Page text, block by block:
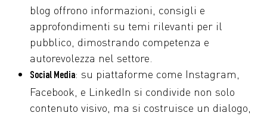
blog offrono informazioni, consigli e
approfondimenti su temi rilevanti per il
pubblico, dimostrando competenza e
autorevolezza nel settore.
Social Media: su piattaforme come Instagram,
Facebook, e LinkedIn si condivide non solo
contenuto visivo, ma si costruisce un dialogo,